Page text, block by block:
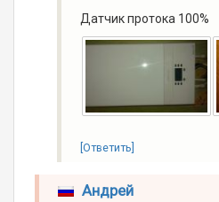
Датчик протока 100%
[Ответить]
Андрей